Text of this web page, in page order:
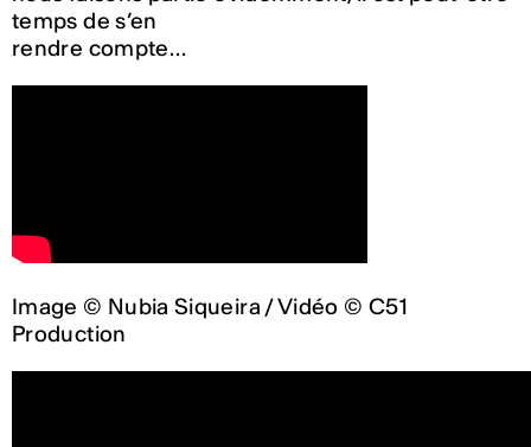
temps de s’en
rendre compte…
Image © Nubia Siqueira / Vidéo © C51
Production